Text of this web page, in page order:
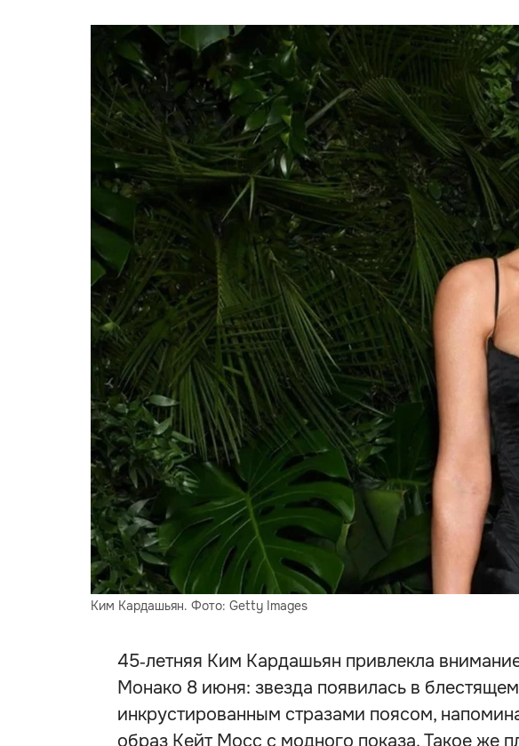
Ким Кардашьян. Фото: Getty Images
45‑летняя Ким Кардашьян привлекла
Монако 8 июня: звезда появилась в
инкрустированным стразами поясом,
образ Кейт Мосс с модного показа. Такое же